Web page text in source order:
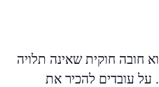
חובה חוקית שאינה תלויה
על עובדים להכיר את